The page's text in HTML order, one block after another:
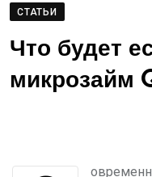
СТАТЬИ
Что будет
микрозайм